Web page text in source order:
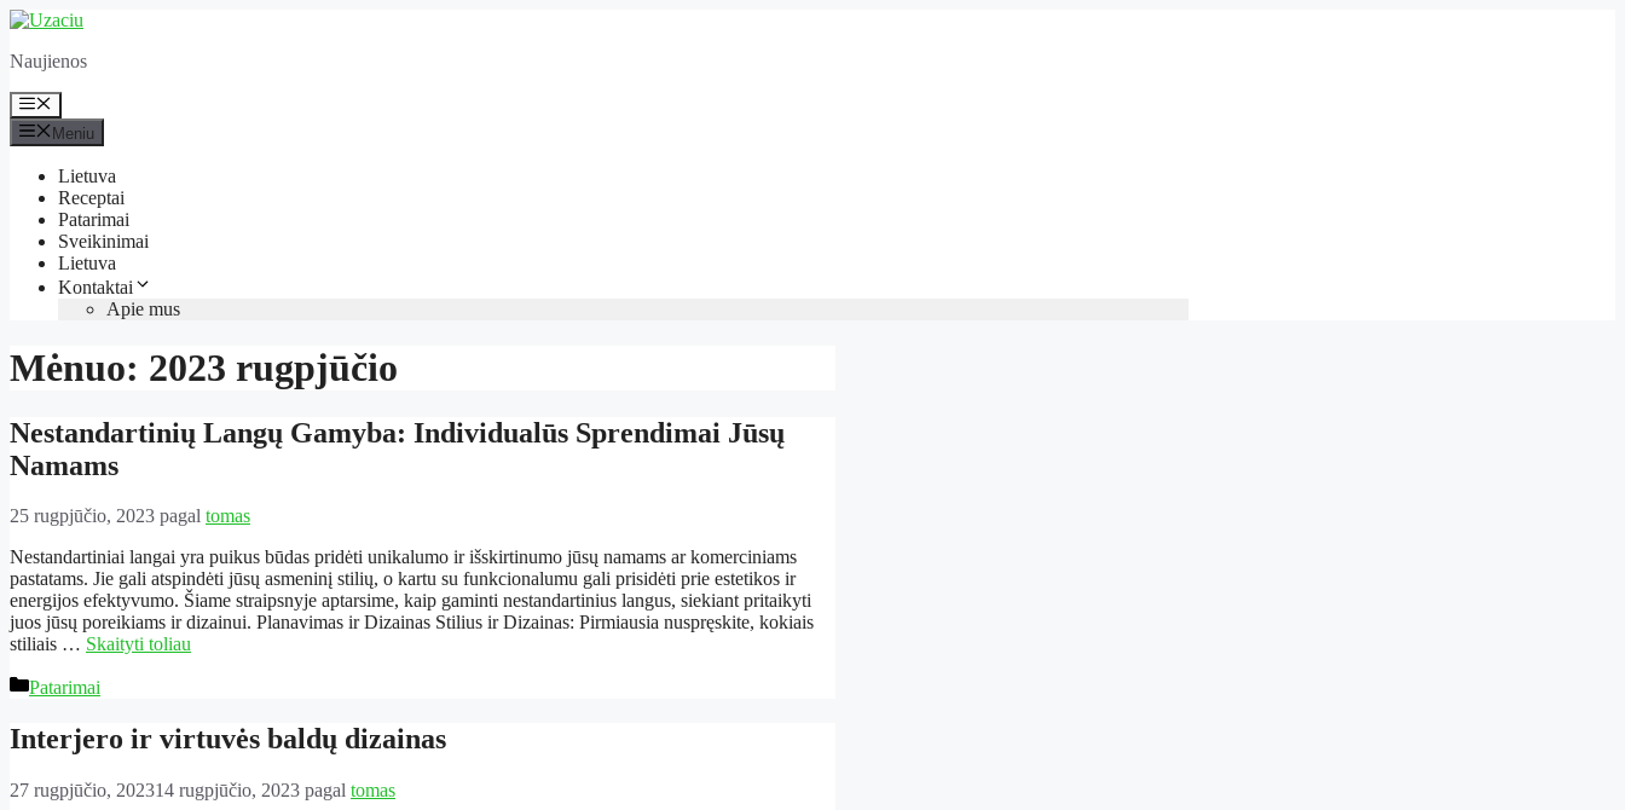
Pereiti
turinio
Naujienos
Meniu
Meniu
Lietuva
Receptai
Patarimai
Sveikinimai
Lietuva
Kontaktai
Apie mus
Mėnuo: 2023 rugpjūčio
Nestandartinių Langų Gamyba: Individualūs Sprendimai Jūsų
Namams
25 rugpjūčio, 2023 pagal tomas
Nestandartiniai langai yra puikus būdas pridėti unikalumo ir išskirtinumo jūsų namams ar komerciniams
pastatams. Jie gali atspindėti jūsų asmeninį stilių, o kartu su funkcionalumu gali prisidėti prie estetikos ir
energijos efektyvumo. Šiame straipsnyje aptarsime, kaip gaminti nestandartinius langus, siekiant pritaikyti
juos jūsų poreikiams ir dizainui. Planavimas ir Dizainas Stilius ir Dizainas: Pirmiausia nuspręskite, kokiais
stiliais … Skaityti toliau
Kategorijos
Patarimai
Interjero ir virtuvės baldų dizainas
27 rugpjūčio, 202314 rugpjūčio, 2023 pagal tomas